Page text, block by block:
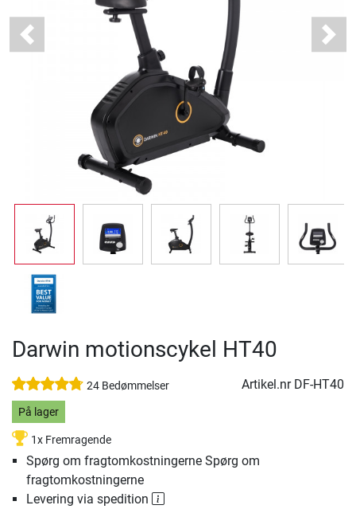
Previous Next
Darwin motionscykel HT40
24 Bedømmelser Artikel.nr DF-HT40
På lager
1x Fremragende
Spørg om fragtomkostningerne Spørg om
fragtomkostningerne
Levering via spedition